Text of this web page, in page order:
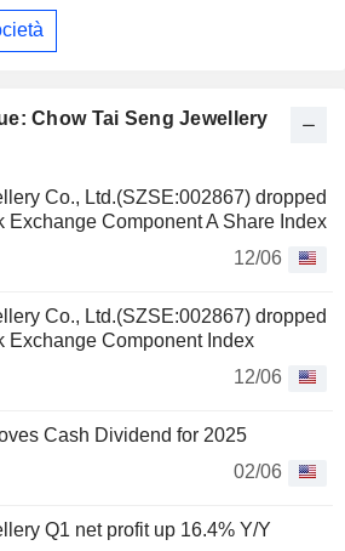
Chow Tai Seng Jewellery
Co., Ltd.(SZSE:002867) dropped
Exchange Component A Share Index
12/06
Co., Ltd.(SZSE:002867) dropped
Exchange Component Index
12/06
Cash Dividend for 2025
02/06
Q1 net profit up 16.4% Y/Y